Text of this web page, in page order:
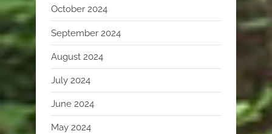
October 2024
September 2024
August 2024
July 2024
June 2024
May 2024